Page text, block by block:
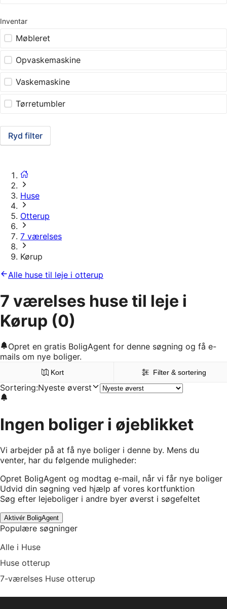
Inventar
Møbleret
Opvaskemaskine
Vaskemaskine
Tørretumbler
Ryd filter
Huse
Otterup
7 værelses
Kørup
Alle huse til leje i otterup
7 værelses huse til leje i
Kørup (0)
Opret en gratis BoligAgent for denne søgning og få e-
mails om nye boliger.
Kort Filter & sortering
Sortering:Nyeste øverst
Ingen boliger i øjeblikket
Vi arbejder på at få nye boliger i denne by. Mens du
venter, har du følgende muligheder:
Opret BoligAgent og modtag e-mail, når vi får nye boliger
Udvid din søgning ved hjælp af vores kortfunktion
Søg efter lejeboliger i andre byer øverst i søgefeltet
Aktivér BoligAgent
Populære søgninger
Alle i Huse
Huse otterup
7-værelses Huse otterup